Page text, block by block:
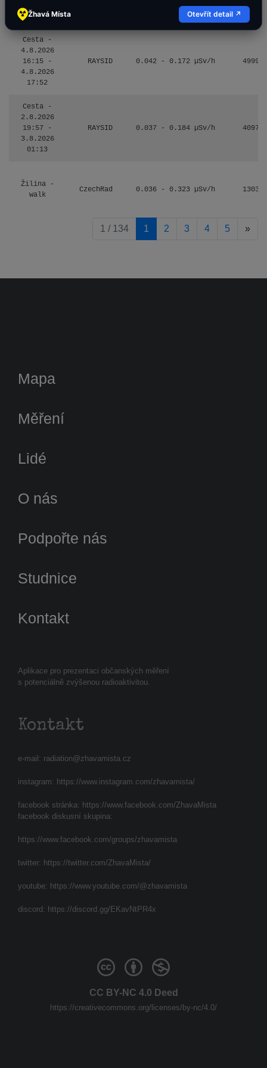
minerálov
Cesta -
4.8.2026
16:15 -
4.8.2026
17:52
RAYSID 0.042 - 0.172 µSv/h 4999
Cesta -
2.8.2026
19:57 -
3.8.2026
01:13
RAYSID 0.037 - 0.184 µSv/h 4097
Žilina -
walk
CzechRad 0.036 - 0.323 µSv/h 1303
1 / 134 1 2 3 4 5 »
Žhavá Místa Otevřít detail ↗
Aplikace pro prezentaci občanských měření
s potenciálně zvýšenou radioaktivitou.
Kontakt
e-mail: radiation@zhavamista.cz
instagram: https://www.instagram.com/zhavamista/
facebook stránka: https://www.facebook.com/ZhavaMista
facebook diskusní skupina:
https://www.facebook.com/groups/zhavamista
twitter: https://twitter.com/ZhavaMista/
youtube: https://www.youtube.com/@zhavamista
discord: https://discord.gg/EKavNtPR4x
Mapa
Měření
Lidé
O nás
Podpořte nás
Studnice
Kontakt
CC BY-NC 4.0 Deed
https://creativecommons.org/licenses/by-nc/4.0/